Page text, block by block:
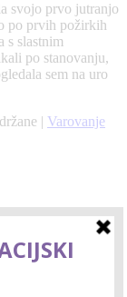
svojo prvo jutranjo
po prvih požirkih
s slastnim
po stanovanju,
sem na uro
| Varovanje